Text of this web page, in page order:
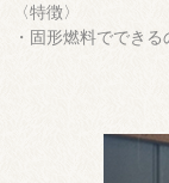
〈特徴〉
・固形燃料でできる